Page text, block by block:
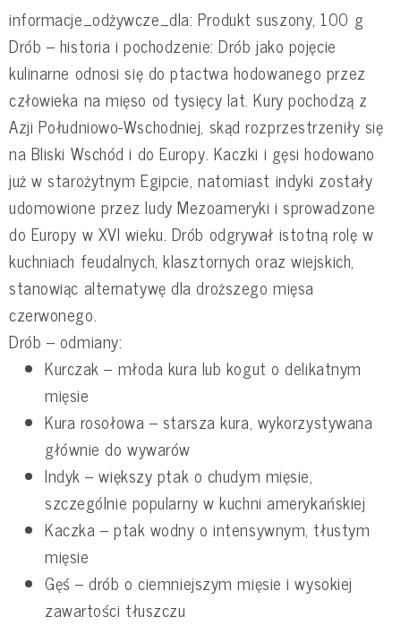
informacje_odżywcze_dla: Produkt suszony, 100 g
Drób – historia i pochodzenie: Drób jako pojęcie
kulinarne odnosi się do ptactwa hodowanego przez
człowieka na mięso od tysięcy lat. Kury pochodzą z
Azji Południowo-Wschodniej, skąd rozprzestrzeniły się
na Bliski Wschód i do Europy. Kaczki i gęsi hodowano
już w starożytnym Egipcie, natomiast indyki zostały
udomowione przez ludy Mezoameryki i sprowadzone
do Europy w XVI wieku. Drób odgrywał istotną rolę w
kuchniach feudalnych, klasztornych oraz wiejskich,
stanowiąc alternatywę dla droższego mięsa
czerwonego.
Drób – odmiany:
Kurczak – młoda kura lub kogut o delikatnym
mięsie
Kura rosołowa – starsza kura, wykorzystywana
głównie do wywarów
Indyk – większy ptak o chudym mięsie,
szczególnie popularny w kuchni amerykańskiej
Kaczka – ptak wodny o intensywnym, tłustym
mięsie
Gęś – drób o ciemniejszym mięsie i wysokiej
zawartości tłuszczu